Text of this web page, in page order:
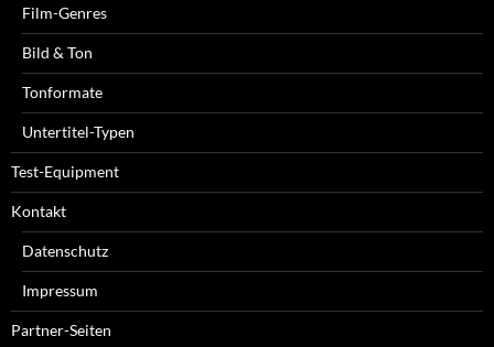
Film-Genres
Bild & Ton
Tonformate
Untertitel-Typen
Test-Equipment
Kontakt
Datenschutz
Impressum
Partner-Seiten